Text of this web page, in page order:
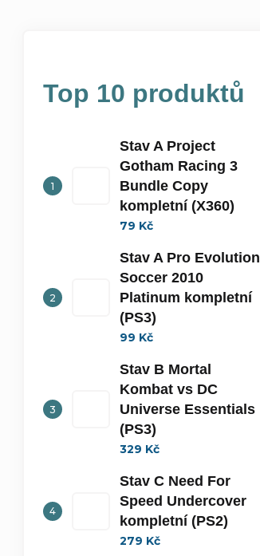
Top 10 produktů
Stav A Project
Gotham Racing 3
Bundle Copy
kompletní (X360)
79 Kč
Stav A Pro Evolution
Soccer 2010
Platinum kompletní
(PS3)
99 Kč
Stav B Mortal
Kombat vs DC
Universe Essentials
(PS3)
329 Kč
Stav C Need For
Speed Undercover
kompletní (PS2)
279 Kč